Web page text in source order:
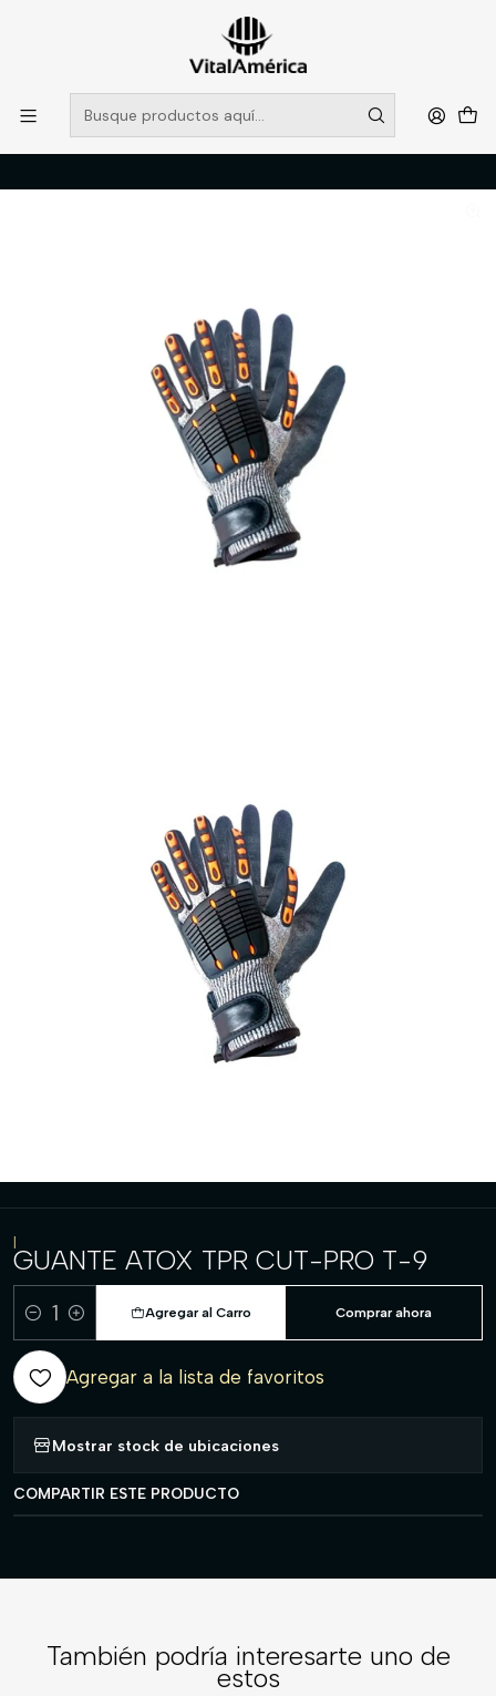
POR SISTEMA FRONTAL SOLO RETIROS EN TIENDA, DESDE
MUCHAS GRACIAS +569 5956 2237
Leer más
Inicio Catálogo
PROTECCION PERSONAL
GUANTE ATOX TPR CUT-PRO T-9
|
GUANTE ATOX TPR CUT-PRO T-9
Cantidad
Agregar al Carro Comprar ahora
Agregar a la lista de favoritos
Mostrar stock de ubicaciones
COMPARTIR ESTE PRODUCTO
También podría interesarte uno de
estos